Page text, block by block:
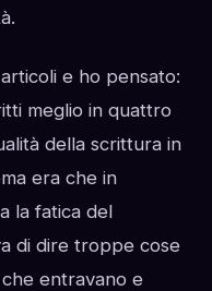
e ho pensato:
meglio in quattro
della scrittura in
era che in
la fatica del
di dire troppe cose
entravano e